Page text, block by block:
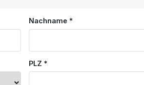
Nachname *
PLZ *